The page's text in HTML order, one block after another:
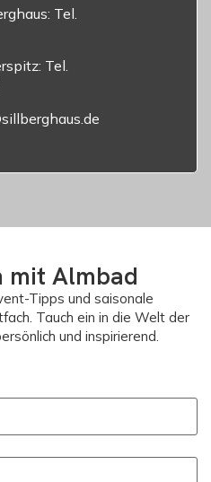
Tel.
Tel.
mit Almbad
Tipps und saisonale
Tauch ein in die Welt der
und inspirierend.